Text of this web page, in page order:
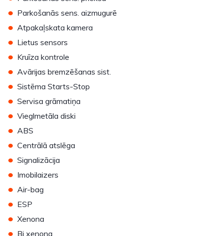
• Parkošanās sens. aizmugurē
• Atpakaļskata kamera
• Lietus sensors
• Kruīza kontrole
• Avārijas bremzēšanas sist.
• Sistēma Starts-Stop
• Servisa grāmatiņa
• Vieglmetāla diski
• ABS
• Centrālā atslēga
• Signalizācija
• Imobilaizers
• Air-bag
• ESP
• Xenona
• Bi xenona